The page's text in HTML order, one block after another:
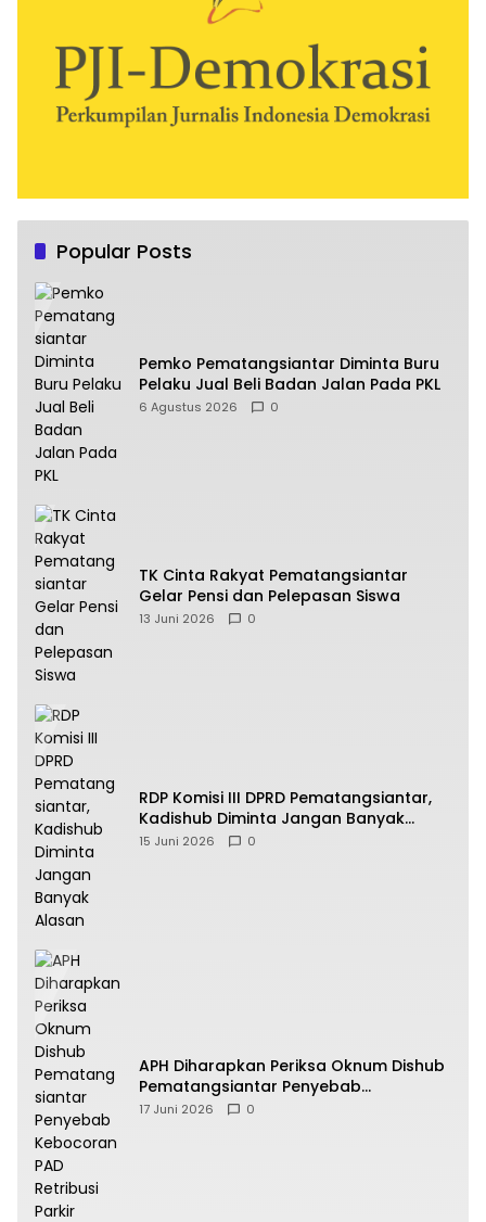
Popular Posts
Pemko Pematangsiantar Diminta Buru
Pelaku Jual Beli Badan Jalan Pada PKL
6 Agustus 2026 0
TK Cinta Rakyat Pematangsiantar
Gelar Pensi dan Pelepasan Siswa
13 Juni 2026 0
RDP Komisi III DPRD Pematangsiantar,
Kadishub Diminta Jangan Banyak
Alasan
15 Juni 2026 0
APH Diharapkan Periksa Oknum Dishub
Pematangsiantar Penyebab
Kebocoran PAD Retribusi Parkir
17 Juni 2026 0